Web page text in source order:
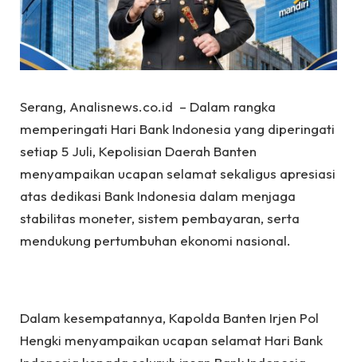
Serang, Analisnews.co.id – Dalam rangka
memperingati Hari Bank Indonesia yang diperingati
setiap 5 Juli, Kepolisian Daerah Banten
menyampaikan ucapan selamat sekaligus apresiasi
atas dedikasi Bank Indonesia dalam menjaga
stabilitas moneter, sistem pembayaran, serta
mendukung pertumbuhan ekonomi nasional.
Dalam kesempatannya, Kapolda Banten Irjen Pol
Hengki menyampaikan ucapan selamat Hari Bank